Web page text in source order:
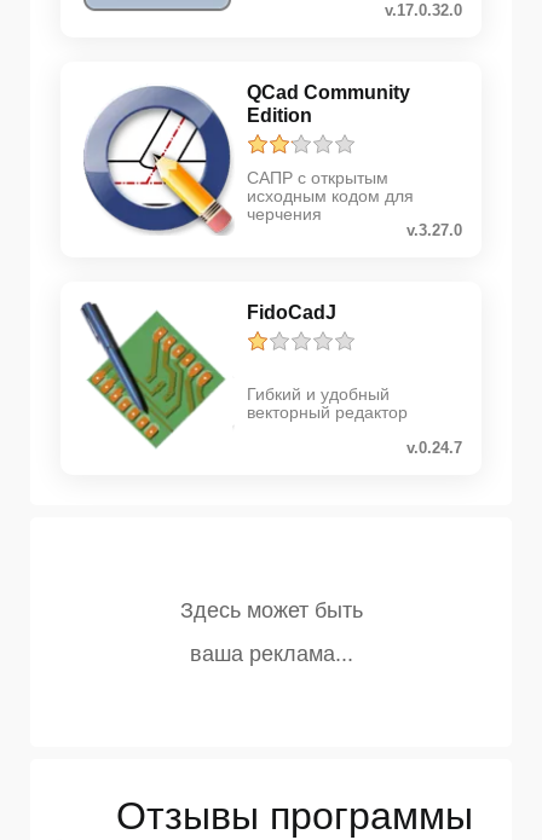
v.17.0.32.0
QCad Community
Edition
САПР с открытым
исходным кодом для
черчения
v.3.27.0
FidoCadJ
Гибкий и удобный
векторный редактор
v.0.24.7
Отзывы программы